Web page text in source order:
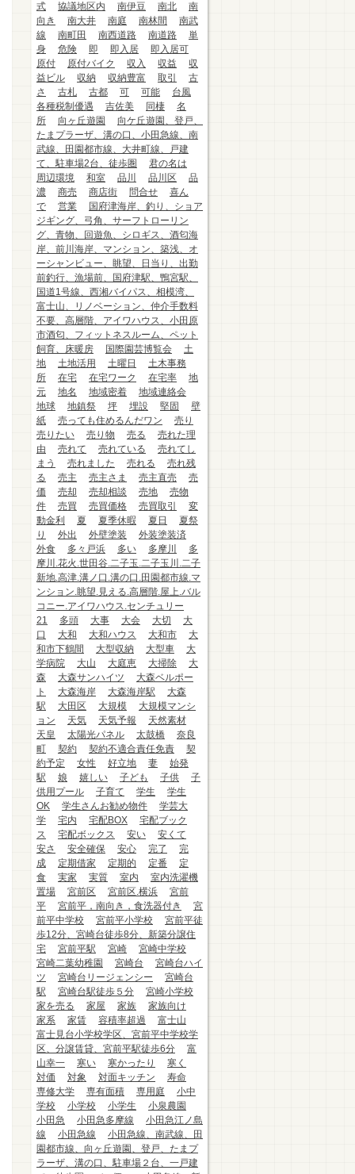
式
協議地区内 南伊豆 南北
南
向き
南大井 南庭 南林間
南武
線
南町田 南西道路 南道路
単
身
危険 即 即入居
即入居可
原付
原付バイク 収入 収益
収
益ビル
収納 収納豊富 取引
古
さ
古札 古都 可 可能
台風
各種税制優遇
吉佐美 同棲
名
所
向ヶ丘遊園
向ケ丘遊園、登戸、
たまプラーザ、溝の口、小田急線、南
武線、田園都市線、大井町線、戸建
て、駐車場2台、徒歩圏
君の名は
周辺環境
和室 品川 品川区
品
濃
商売 商店街 問合せ
喜ん
で
営業
国府津海岸、釣り、ショア
ジギング、弓角、サーフトローリン
グ、青物、回遊魚、シロギス、酒匂海
岸、前川海岸、マンション、築浅、オ
ーシャンビュー、眺望、日当り、出勤
前釣行、漁場前、国府津駅、鴨宮駅、
国道1号線、西湘バイパス、相模湾、
富士山、リノベーション、仲介手数料
不要、高層階、アイワハウス、小田原
市酒匂、フィットネスルーム、ペット
飼育、床暖房
国際園芸博覧会
土
地
土地活用 土曜日
土木事務
所
在宅 在宅ワーク 在宅率
地
元
地名 地域密着
地域連絡会
地球
地鎮祭 坪 埋設 堅固
壁
紙
売っても住めるんだワン
売り
売りたい
売り物 売る
売れた理
由
売れて 売れている
売れてし
まう
売れました 売れる
売れ残
る
売主 売主さま 売主直売
売
価
売却 売却相談 売地
売物
件
売買 売買価格 売買取引
変
動金利
夏 夏季休暇 夏日
夏祭
り
外出 外壁塗装
外装塗装済
外食
多々戸浜 多い 多摩川
多
摩川.花火.世田谷.二子玉.二子玉川.二子
新地.高津.溝ノ口.溝の口.田園都市線.マ
ンション.眺望.見える.高層階.屋上.バル
コニー.アイワハウス.センチュリー
21
多頭 大事 大会 大切
大
口
大和 大和ハウス 大和市
大
和市下鶴間
大型収納 大型車
大
学病院
大山 大庭恵 大掃除
大
森
大森サンハイツ
大森ベルポー
ト
大森海岸 大森海岸駅
大森
駅
大田区 大規模
大規模マンシ
ョン
天気 天気予報
天然素材
天皇
太陽光パネル 太鼓橋
奈良
町
契約 契約不適合責任免責
契
約予定
女性 好立地 妻
始発
駅
娘 嬉しい 子ども 子供
子
供用プール
子育て 学生
学生
OK
学生さんお勧め物件
学芸大
学
宅内 宅配BOX
宅配ブック
ス
宅配ボックス 安い
安くて
安さ
安全確保 安心 完了
完
成
定期借家 定期的 定番
定
食
実家 実質 室内
室内洗濯機
置場
宮前区 宮前区.横浜
宮前
平
宮前平，南向き，食洗器付き
宮
前平中学校
宮前平小学校
宮前平徒
歩12分、宮崎台徒歩8分、新築分譲住
宅
宮前平駅 宮崎
宮崎中学校
宮崎二葉幼稚園
宮崎台
宮崎台ハイ
ツ
宮崎台リージェンシー
宮崎台
駅
宮崎台駅徒歩５分
宮崎小学校
家を売る
家屋 家族
家族向け
家系
家賃 容積率超過
富士山
富士見台小学校学区、宮前平中学校学
区、分譲賃貸、宮前平駅徒歩6分
富
山幸一
寒い 寒かったり
寒く
対価
対象 対面キッチン
寿命
専修大学
専有面積 専用庭
小中
学校
小学校 小学生
小泉農園
小田急
小田急多摩線
小田急江ノ島
線
小田急線
小田急線、南武線、田
園都市線、向ヶ丘遊園、登戸、たまプ
ラーザ、溝の口、駐車場２台、一戸建